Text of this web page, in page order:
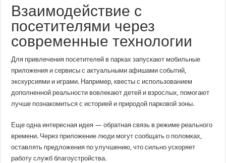
Взаимодействие с
посетителями через
современные технологии
Для привлечения посетителей в парках запускают мобильные
приложения и сервисы с актуальными афишами событий,
экскурсиями и играми. Например, квесты с использованием
дополненной реальности вовлекают детей и взрослых, помогают
лучше познакомиться с историей и природой парковой зоны.
Еще одна интересная идея — обратная связь в режиме реального
времени. Через приложение люди могут сообщать о поломках,
оставлять предложения по улучшению, что сильно ускоряет
работу служб благоустройства.